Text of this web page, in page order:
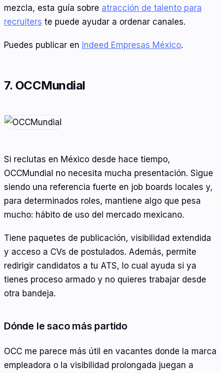
mezcla, esta guía sobre atracción de talento para
recruiters te puede ayudar a ordenar canales.
Puedes publicar en Indeed Empresas México.
7. OCCMundial
Si reclutas en México desde hace tiempo,
OCCMundial no necesita mucha presentación. Sigue
siendo una referencia fuerte en job boards locales y,
para determinados roles, mantiene algo que pesa
mucho: hábito de uso del mercado mexicano.
Tiene paquetes de publicación, visibilidad extendida
y acceso a CVs de postulados. Además, permite
redirigir candidatos a tu ATS, lo cual ayuda si ya
tienes proceso armado y no quieres trabajar desde
otra bandeja.
Dónde le saco más partido
OCC me parece más útil en vacantes donde la marca
empleadora o la visibilidad prolongada juegan a